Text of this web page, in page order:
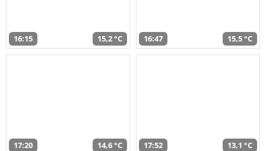
16:15 15,2 °C 16:47 15,5 °C
17:20 14,6 °C 17:52 13,1 °C